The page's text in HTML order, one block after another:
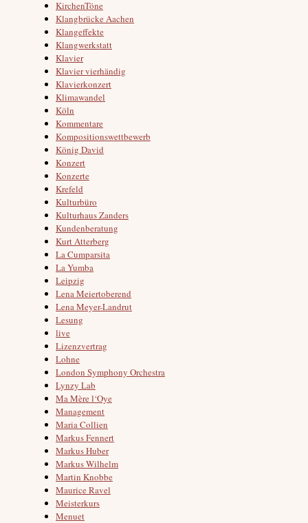
KirchenTöne
Klangbrücke Aachen
Klangeffekte
Klangwerkstatt
Klavier
Klavier vierhändig
Klavierkonzert
Klimawandel
Köln
Kommentare
Kompositionswettbewerb
König David
Konzert
Konzerte
Krefeld
Kulturbüro
Kulturhaus Zanders
Kundenberatung
Kurt Atterberg
La Cumparsita
La Yumba
Leipzig
Lena Meiertoberend
Lena Meyer-Landrut
Lesung
live
Lizenzvertrag
Lohne
London Symphony Orchestra
Lynzy Lab
Ma Mère l‘Oye
Management
Maria Collien
Markus Fennert
Markus Huber
Markus Wilhelm
Martin Knobbe
Maurice Ravel
Meisterkurs
Menuet